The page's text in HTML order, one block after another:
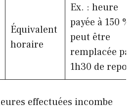
Équivalent
horaire
Ex. : heure
payée à 150 %
peut être
remplacée par
1h30 de repos.
effectuées incombe